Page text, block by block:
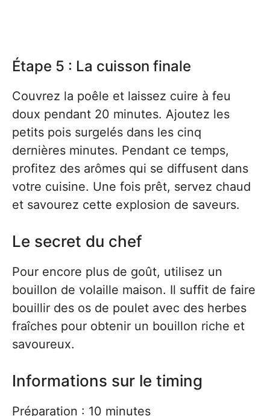
Étape 5 : La cuisson finale
Couvrez la poêle et laissez cuire à feu
doux pendant 20 minutes. Ajoutez les
petits pois surgelés dans les cinq
dernières minutes. Pendant ce temps,
profitez des arômes qui se diffusent dans
votre cuisine. Une fois prêt, servez chaud
et savourez cette explosion de saveurs.
Le secret du chef
Pour encore plus de goût, utilisez un
bouillon de volaille maison. Il suffit de faire
bouillir des os de poulet avec des herbes
fraîches pour obtenir un bouillon riche et
savoureux.
Informations sur le timing
Préparation : 10 minutes